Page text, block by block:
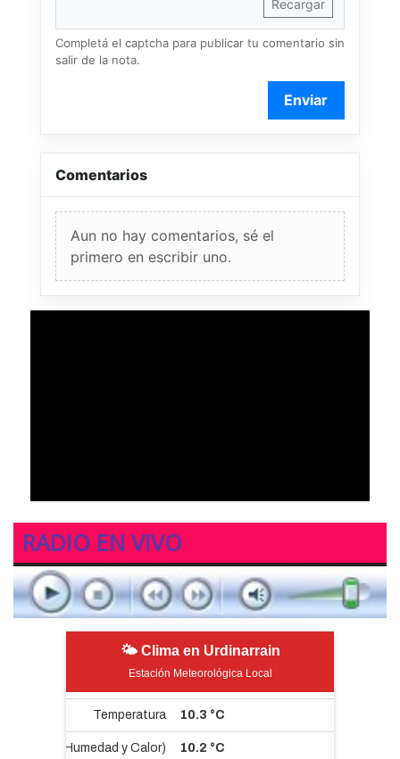
Recargar
Completá el captcha para publicar tu comentario sin
salir de la nota.
Enviar
Comentarios
Aun no hay comentarios, sé el
primero en escribir uno.
RADIO EN VIVO
🌤 Clima en Urdinarrain
Estación Meteorológica Local